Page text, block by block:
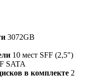
3072GB
10 мест SFF (2,5")
SATA
в комплекте 2